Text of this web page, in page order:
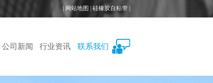
网站地图 硅橡胶自粘带|
公司新闻 行业资讯 联系我们